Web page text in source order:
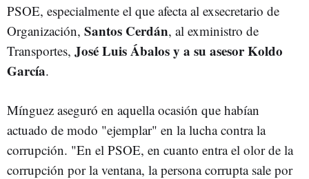
PSOE, especialmente el que afecta al exsecretario de
Organización, Santos Cerdán, al exministro de
Transportes, José Luis Ábalos y a su asesor Koldo
García.
Mínguez aseguró en aquella ocasión que habían
actuado de modo "ejemplar" en la lucha contra la
corrupción. "En el PSOE, en cuanto entra el olor de la
corrupción por la ventana, la persona corrupta sale por